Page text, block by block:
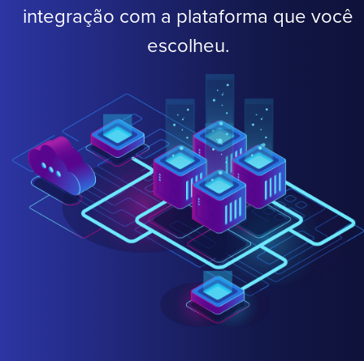
integração com a plataforma que você
escolheu.